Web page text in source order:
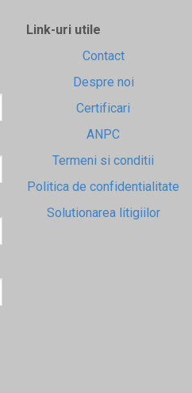
Link-uri utile
Contact
Despre noi
Certificari
ANPC
Termeni si conditii
Politica de confidentialitate
Solutionarea litigiilor